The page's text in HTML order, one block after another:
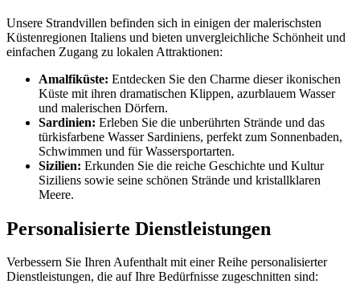
Unsere Strandvillen befinden sich in einigen der malerischsten
Küstenregionen Italiens und bieten unvergleichliche Schönheit und
einfachen Zugang zu lokalen Attraktionen:
Amalfiküste: Entdecken Sie den Charme dieser ikonischen
Küste mit ihren dramatischen Klippen, azurblauem Wasser
und malerischen Dörfern.
Sardinien: Erleben Sie die unberührten Strände und das
türkisfarbene Wasser Sardiniens, perfekt zum Sonnenbaden,
Schwimmen und für Wassersportarten.
Sizilien: Erkunden Sie die reiche Geschichte und Kultur
Siziliens sowie seine schönen Strände und kristallklaren
Meere.
Personalisierte Dienstleistungen
Verbessern Sie Ihren Aufenthalt mit einer Reihe personalisierter
Dienstleistungen, die auf Ihre Bedürfnisse zugeschnitten sind: